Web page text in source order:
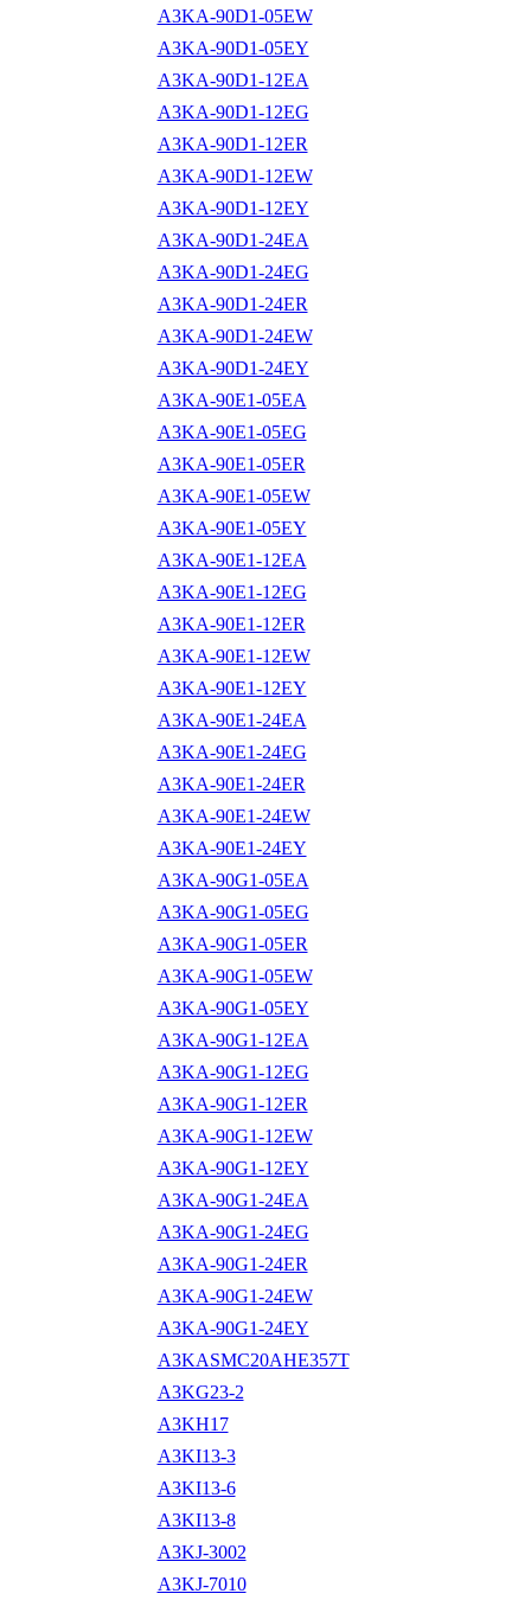
A3KA-90D1-05EW
A3KA-90D1-05EY
A3KA-90D1-12EA
A3KA-90D1-12EG
A3KA-90D1-12ER
A3KA-90D1-12EW
A3KA-90D1-12EY
A3KA-90D1-24EA
A3KA-90D1-24EG
A3KA-90D1-24ER
A3KA-90D1-24EW
A3KA-90D1-24EY
A3KA-90E1-05EA
A3KA-90E1-05EG
A3KA-90E1-05ER
A3KA-90E1-05EW
A3KA-90E1-05EY
A3KA-90E1-12EA
A3KA-90E1-12EG
A3KA-90E1-12ER
A3KA-90E1-12EW
A3KA-90E1-12EY
A3KA-90E1-24EA
A3KA-90E1-24EG
A3KA-90E1-24ER
A3KA-90E1-24EW
A3KA-90E1-24EY
A3KA-90G1-05EA
A3KA-90G1-05EG
A3KA-90G1-05ER
A3KA-90G1-05EW
A3KA-90G1-05EY
A3KA-90G1-12EA
A3KA-90G1-12EG
A3KA-90G1-12ER
A3KA-90G1-12EW
A3KA-90G1-12EY
A3KA-90G1-24EA
A3KA-90G1-24EG
A3KA-90G1-24ER
A3KA-90G1-24EW
A3KA-90G1-24EY
A3KASMC20AHE357T
A3KG23-2
A3KH17
A3KI13-3
A3KI13-6
A3KI13-8
A3KJ-3002
A3KJ-7010